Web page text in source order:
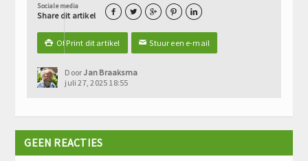
Sociale media
Share dit artikel     
 Of Print dit artikel ✉Stuur een e-mail
DoorJan Braaksma
juli 27, 2025 18:55
GEEN REACTIES